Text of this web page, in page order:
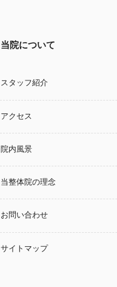
当院について
スタッフ紹介
アクセス
院内風景
当整体院の理念
お問い合わせ
サイトマップ